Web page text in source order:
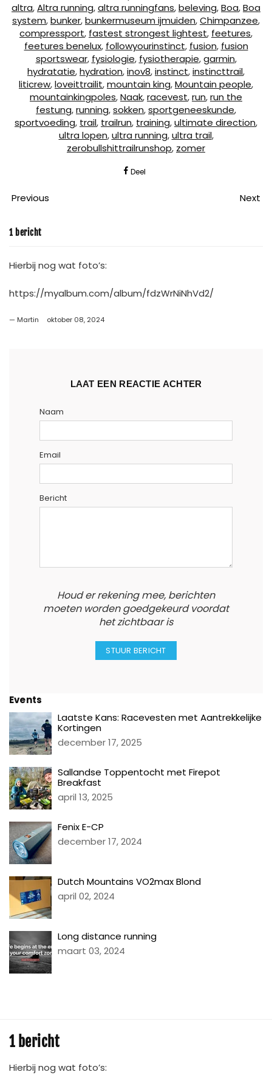
altra,Altra running,altra runningfans,beleving,Boa,Boa
system,bunker,bunkermuseum ijmuiden,Chimpanzee,
compressport, fastest strongest lightest, feetures,
feetures benelux, followyourinstinct, fusion, fusion
sportswear, fysiologie, fysiotherapie,garmin,
hydratatie,hydration,inov8,instinct,instincttrail,
liticrew,loveittrailit,mountain king,Mountain people,
mountainkingpoles,Naak,racevest,run,run the
festung,running,sokken,sportgeneeskunde,
sportvoeding, trail, trailrun, training,ultimate direction,
ultra lopen,ultra running,ultra trail,
zerobullshittrailrunshop, zomer
Deel
Previous Next
1 bericht
Hierbij nog wat foto’s:
https://myalbum.com/album/fdzWrNiNhVd2/
Martin oktober 08, 2024
LAAT EEN REACTIE ACHTER
Naam
Email
Bericht
Houd er rekening mee, berichten
moeten worden goedgekeurd voordat
het zichtbaar is
Events
Laatste Kans: Racevesten met Aantrekkelijke
Kortingen
december 17, 2025
Sallandse Toppentocht met Firepot
Breakfast
april 13, 2025
Fenix E-CP
december 17, 2024
Dutch Mountains VO2max Blond
april 02, 2024
Long distance running
maart 03, 2024
1 bericht
Hierbij nog wat foto’s: